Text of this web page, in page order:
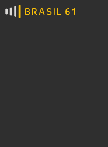
Ver todas as notícias